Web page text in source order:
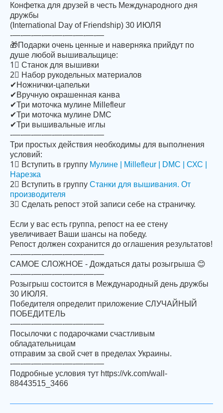
Конфетка для друзей в честь Международного дня
дружбы
(International Day of Friendship) 30 ИЮЛЯ
-—-—-—-—-—-—-—-—-—
🎁Подарки очень ценные и наверняка прийдут по
душе любой вышивальщице:
1⃣ Станок для вышивки
2⃣ Набор рукодельных материалов
✔Ножнички-цапельки
✔Вручную окрашенная канва
✔Три моточка мулине Millefleur
✔Три моточка мулине DMC
✔Три вышивальные иглы
-—-—-—-—-—-—-—-—-—
Три простых действия необходимы для выполнения
условий:
1⃣ Вступить в группу Мулине | Millefleur | DMC | СХС |
Нарезка
2⃣ Вступить в группу Станки для вышивания. От
производителя
3⃣ Сделать репост этой записи себе на страничку.
Если у вас есть группа, репост на ее стену
увеличивает Ваши шансы на победу.
Репост должен сохранится до оглашения результатов!
-—-—-—-—-—-—-—-—-—
САМОЕ СЛОЖНОЕ - Дождаться даты розыгрыша 😊
-—-—-—-—-—-—-—-—-—
Розыгрыш состоится в Международный день дружбы
30 ИЮЛЯ.
Победителя определит приложение СЛУЧАЙНЫЙ
ПОБЕДИТЕЛЬ
-—-—-—-—-—-—-—-—-—
Посылочки с подарочками счастливым
обладательницам
отправим за свой счет в пределах Украины.
-—-—-—-—-—-—-—-—-—
Подробные условия тут https://vk.com/wall-
88443515_3466